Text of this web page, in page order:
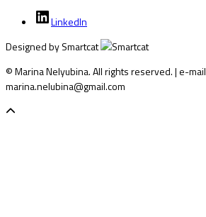
LinkedIn
Designed by Smartcat
© Marina Nelyubina. All rights reserved. | e-mail
marina.nelubina@gmail.com